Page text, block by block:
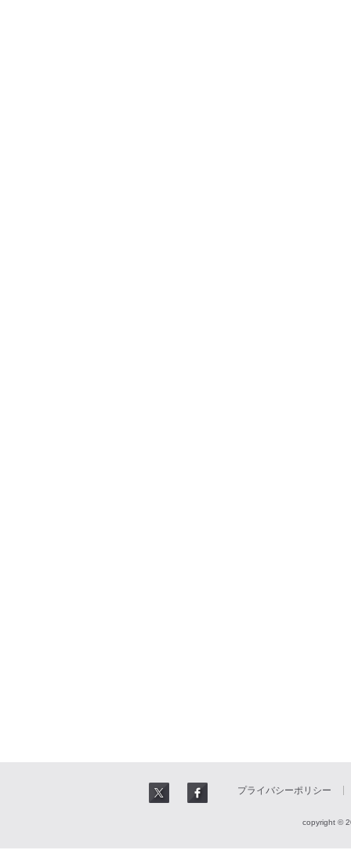
プライバシーポリシー
copyright ©